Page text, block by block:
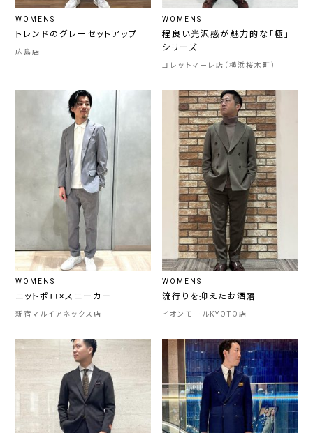
WOMENS
トレンドのグレーセットアップ
広島店
WOMENS
程良い光沢感が魅力的な「極」
シリーズ
コレットマーレ店（横浜桜木町）
WOMENS
ニットポロ×スニーカー
新宿マルイアネックス店
WOMENS
流行りを抑えたお洒落
イオンモールKYOTO店